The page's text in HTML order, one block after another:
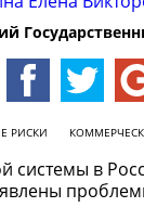
РИСКИ
системы в